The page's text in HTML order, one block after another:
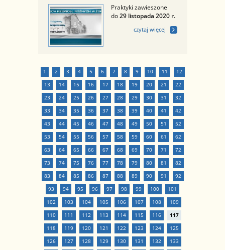
Praktyki zawieszone
do29 listopada 2020 r.
czytaj więcej
1 2 3 4 5 6 7 8 9 10 11
12
13
14 15 16 17 18 19 20 21
22
23
24 25 26 27 28 29 30 31
32
33
34 35 36 37 38 39 40 41
42
43
44 45 46 47 48 49 50 51
52
53
54 55 56 57 58 59 60 61
62
63
64 65 66 67 68 69 70 71
72
73
74 75 76 77 78 79 80 81
82
83
84 85 86 87 88 89 90 91
92
93
94 95 96 97 98 99 100
101
102
103 104 105 106 107 108
109
110
111 112 113 114 115 116
117
118
119 120 121 122 123 124
125
126
127 128 129 130 131 132
133